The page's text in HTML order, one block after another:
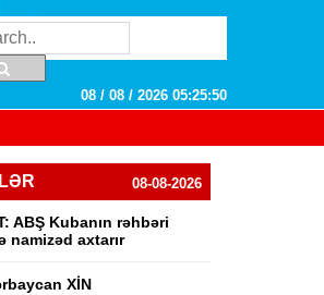
08 / 08 / 2026 05:25:51
08-08-2026
ABŞ Kubanın rəhbəri
namizəd axtarır
XİN